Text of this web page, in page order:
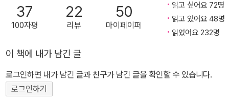
37
100자평
22
리뷰
50
마이페이퍼
읽고 싶어요 72명
읽고 있어요 48명
읽었어요 232명
이 책에 내가 남긴 글
로그인하면 내가 남긴 글과 친구가 남긴 글을 확인할 수 있습니다.
로그인하기